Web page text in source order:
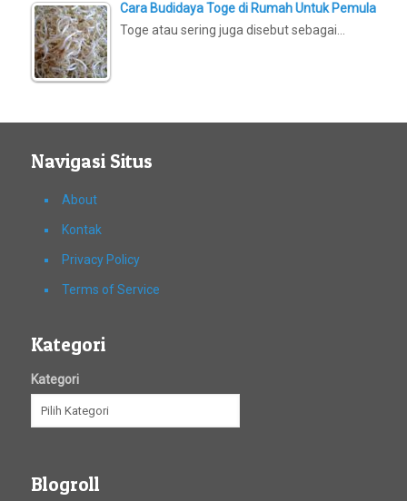
Cara Budidaya Toge di Rumah Untuk Pemula
Toge atau sering juga disebut sebagai…
Navigasi Situs
About
Kontak
Privacy Policy
Terms of Service
Kategori
Kategori
Blogroll